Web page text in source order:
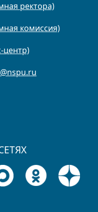
ректора)
комиссия)
центр)